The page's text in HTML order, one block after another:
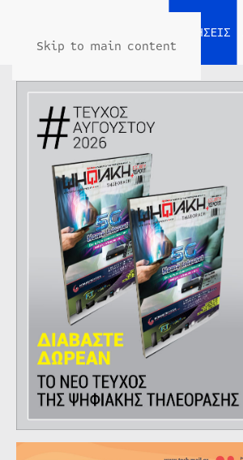
Skip to main content
ΕΙΔΗΣΕΙΣ